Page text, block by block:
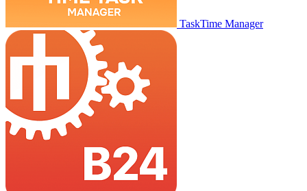
TaskTime Manager